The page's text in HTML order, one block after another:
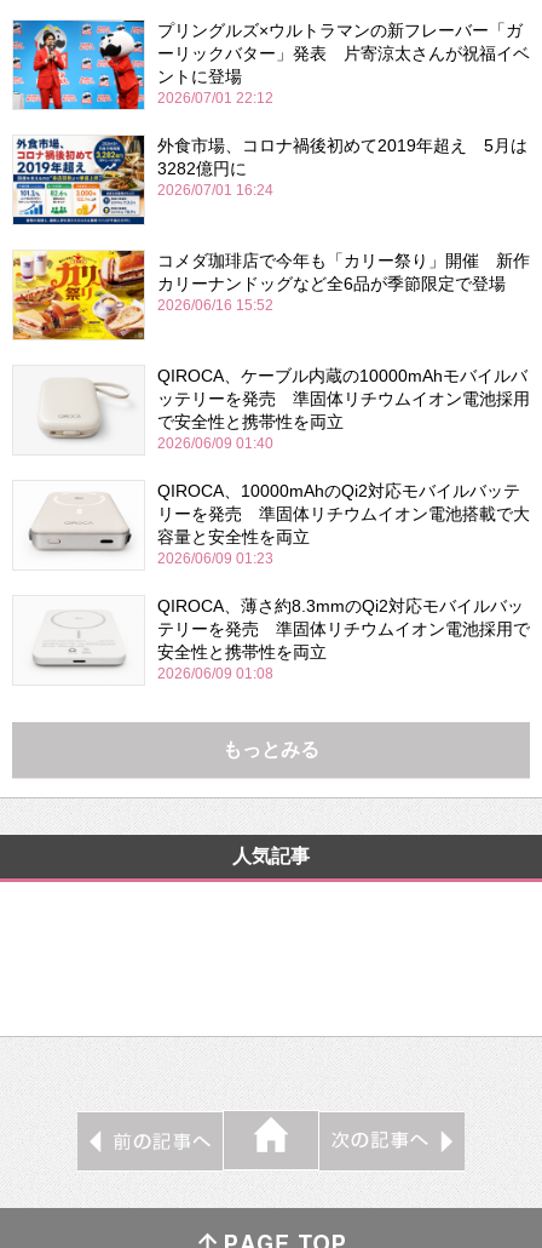
プリングルズ×ウルトラマンの新フレーバー「ガ
ーリックバター」発表 片寄涼太さんが祝福イベ
ントに登場
2026/07/01 22:12
外食市場、コロナ禍後初めて2019年超え 5月は
3282億円に
2026/07/01 16:24
コメダ珈琲店で今年も「カリー祭り」開催 新作
カリーナンドッグなど全6品が季節限定で登場
2026/06/16 15:52
QIROCA、ケーブル内蔵の10000mAhモバイルバ
ッテリーを発売 準固体リチウムイオン電池採用
で安全性と携帯性を両立
2026/06/09 01:40
QIROCA、10000mAhのQi2対応モバイルバッテ
リーを発売 準固体リチウムイオン電池搭載で大
容量と安全性を両立
2026/06/09 01:23
QIROCA、薄さ約8.3mmのQi2対応モバイルバッ
テリーを発売 準固体リチウムイオン電池採用で
安全性と携帯性を両立
2026/06/09 01:08
もっとみる
人気記事